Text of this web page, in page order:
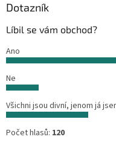
Dotazník
Líbil se vám obchod?
Ano
Ne
Všichni jsou divní, jenom já
Počet hlasů: 120